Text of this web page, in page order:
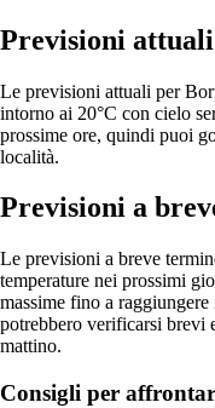
Previsioni attuali
Le previsioni attuali per
intorno ai 20°C con cielo
prossime ore, quindi puoi
località.
Previsioni a
Le previsioni a breve
temperature nei prossimi
massime fino a
potrebbero verificarsi brevi
mattino.
Consigli per